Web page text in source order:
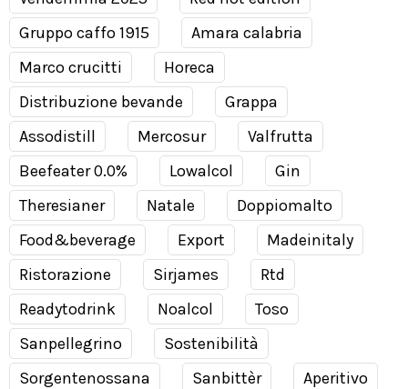
Gruppo caffo 1915
Amara calabria
Marco crucitti
Horeca
Distribuzione bevande
Grappa
Assodistill
Mercosur
Valfrutta
Beefeater 0.0%
Lowalcol
Gin
Theresianer
Natale
Doppiomalto
Food&beverage
Export
Madeinitaly
Ristorazione
Sirjames
Rtd
Readytodrink
Noalcol
Toso
Sanpellegrino
Sostenibilità
Sorgentenossana
Sanbittèr
Aperitivo